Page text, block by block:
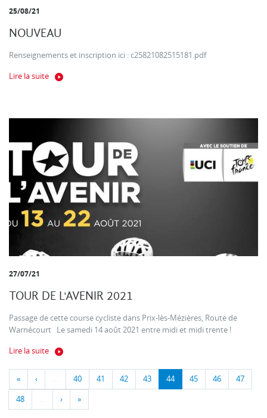
25/08/21
NOUVEAU
Renseignements et inscription ici : c25821082515181.pdf
Lire la suite
27/07/21
TOUR DE L'AVENIR 2021
Passage de cette course cycliste dans Prix-lès-Mézières, Route de
Warnécourt Le samedi 14 août 2021 entre midi et midi trente !
Lire la suite
« ‹ … 40 41 42 43 44 45 46 47
48 … › »